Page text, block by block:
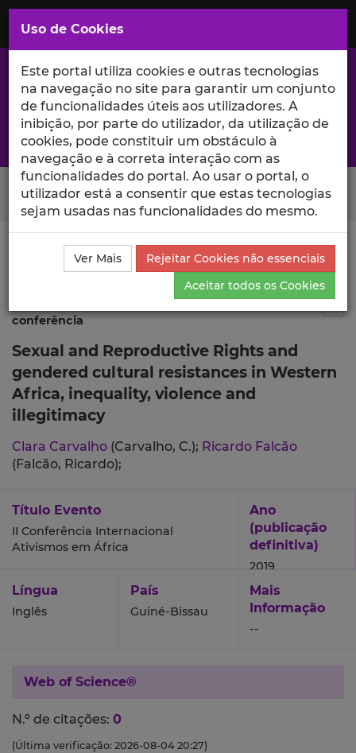
Saltar
para
Conteúdo
Principal
A excelência da investigação e ciência no Iscte
Search Button
Ciência_Iscte Publicações
Descrição Detalhada da
Publicação
conferência
Sexual and Reproductive Rights and
gendered cultural resistances in Western
Africa, inequality, violence and
illegitimacy
Clara Carvalho (Carvalho, C.); Ricardo Falcão
(Falcão, Ricardo);
Título Evento
II Conferência Internacional
Ativismos em África
Ano
(publicação
definitiva)
2019
Língua
Inglês
País
Guiné-Bissau
Mais
Informação
--
Web of Science®
N.º de citações: 0
(Última verificação: 2026-08-04 20:27)
Uso de Cookies
Este portal utiliza cookies e outras tecnologias
na navegação no site para garantir um conjunto
de funcionalidades úteis aos utilizadores. A
inibição, por parte do utilizador, da utilização de
cookies, pode constituir um obstáculo à
navegação e à correta interação com as
funcionalidades do portal. Ao usar o portal, o
utilizador está a consentir que estas tecnologias
sejam usadas nas funcionalidades do mesmo.
Ver Mais
Rejeitar Cookies não essenciais
Aceitar todos os Cookies